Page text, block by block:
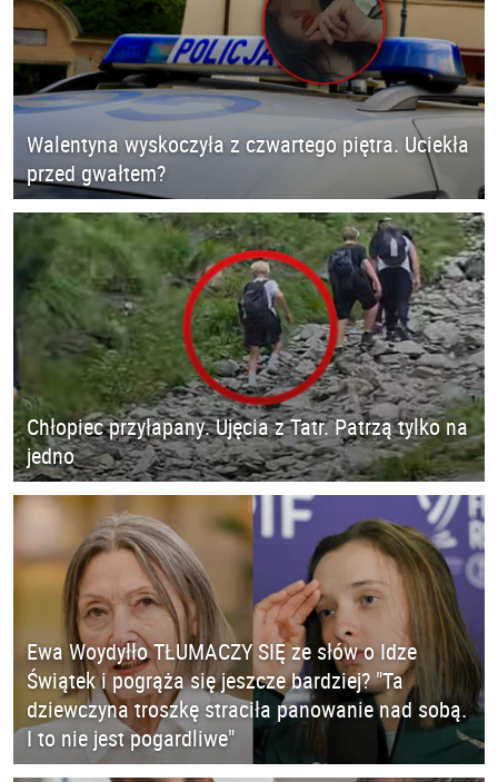
Walentyna wyskoczyła z czwartego piętra. Uciekła
przed gwałtem?
Chłopiec przyłapany. Ujęcia z Tatr. Patrzą tylko na
jedno
Ewa Woydyłło TŁUMACZY SIĘ ze słów o Idze
Świątek i pogrąża się jeszcze bardziej? "Ta
dziewczyna troszkę straciła panowanie nad sobą.
I to nie jest pogardliwe"